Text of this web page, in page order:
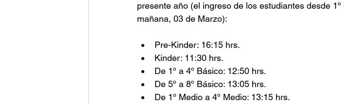
presente año (el ingreso de los estudiantes desde
mañana, 03 de Marzo):
Pre-Kinder: 16:15 hrs.
Kinder: 11:30 hrs.
De 1º a 4º Básico: 12:50 hrs.
De 5º a 8º Básico: 13:05 hrs.
De 1º Medio a 4º Medio: 13:15 hrs.